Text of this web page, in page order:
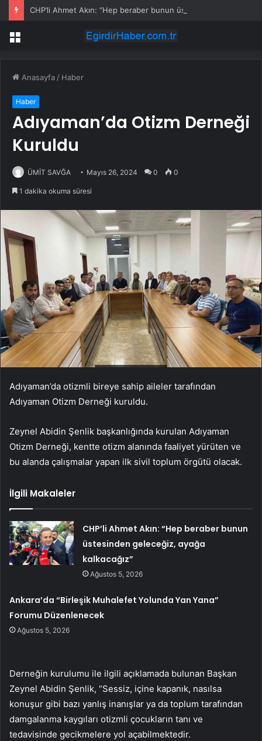
Menü
Anasayfa / Haber
Haber
Adıyaman’da Otizm Derneği
Kuruldu
ÜMİT SAVĞA Mayıs 26, 2024 0 0
1 dakika okuma süresi
Adıyaman’da otizmli bireye sahip aileler tarafından
Adıyaman Otizm Derneği kuruldu.
Zeynel Abidin Şenlik başkanlığında kurulan Adıyaman
Otizm Derneği, kentte otizm alanında faaliyet yürüten ve
bu alanda çalışmalar yapan ilk sivil toplum örgütü olacak.
İlgili Makaleler
CHP’li Ahmet Akın: “Hep beraber bunun
üstesinden geleceğiz, ayağa
kalkacağız”
Ağustos 5, 2026
Ankara’da “Birleşik Muhalefet Yolunda Yan Yana”
Forumu Düzenlenecek
Ağustos 5, 2026
Derneğin kurulumu ile ilgili açıklamada bulunan Başkan
Zeynel Abidin Şenlik, “Sessiz, içine kapanık, nasılsa
konuşur gibi bazı yanlış inanışlar ya da toplum tarafından
damgalanma kaygıları otizmli çocukların tanı ve
tedavisinde gecikmelere yol açabilmektedir.